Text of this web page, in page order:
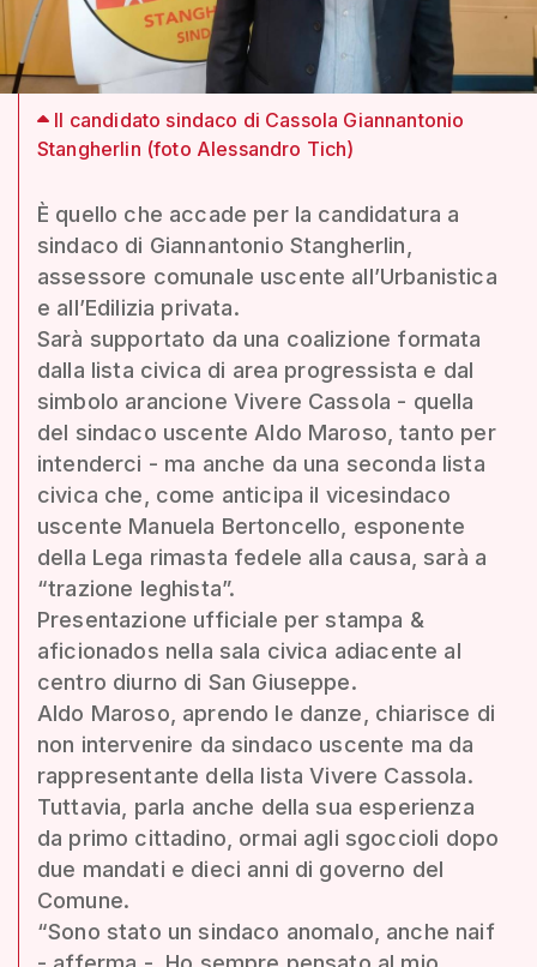
Il candidato sindaco di Cassola Giannantonio
Stangherlin (foto Alessandro Tich)
È quello che accade per la candidatura a
sindaco di Giannantonio Stangherlin,
assessore comunale uscente all’Urbanistica
e all’Edilizia privata.
Sarà supportato da una coalizione formata
dalla lista civica di area progressista e dal
simbolo arancione Vivere Cassola - quella
del sindaco uscente Aldo Maroso, tanto per
intenderci - ma anche da una seconda lista
civica che, come anticipa il vicesindaco
uscente Manuela Bertoncello, esponente
della Lega rimasta fedele alla causa, sarà a
“trazione leghista”.
Presentazione ufficiale per stampa &
aficionados nella sala civica adiacente al
centro diurno di San Giuseppe.
Aldo Maroso, aprendo le danze, chiarisce di
non intervenire da sindaco uscente ma da
rappresentante della lista Vivere Cassola.
Tuttavia, parla anche della sua esperienza
da primo cittadino, ormai agli sgoccioli dopo
due mandati e dieci anni di governo del
Comune.
“Sono stato un sindaco anomalo, anche naif